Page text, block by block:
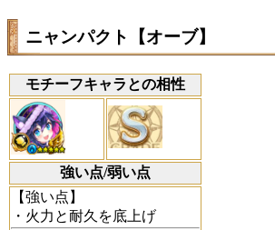
ニャンパクト【オーブ】
モチーフキャラとの相性
強い点/弱い点
【強い点】
・火力と耐久を底上げ